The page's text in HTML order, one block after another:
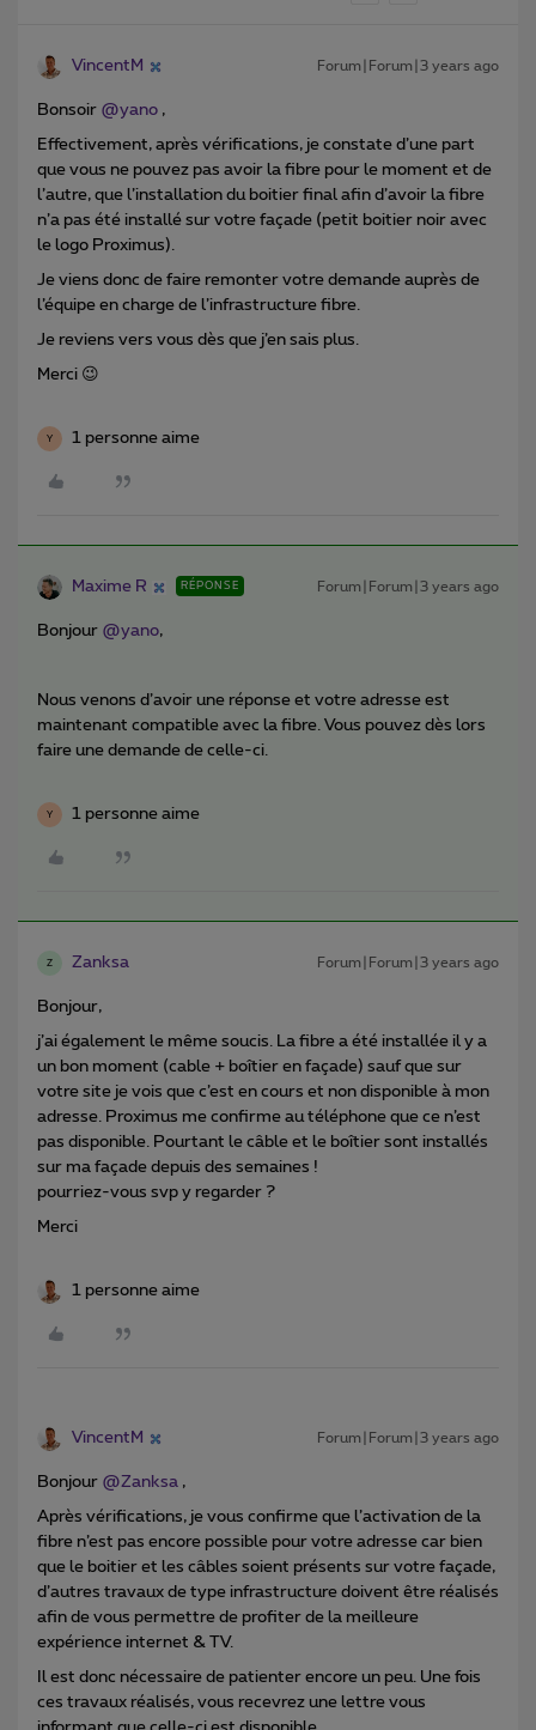
VincentM Forum|Forum|3 years ago
Bonsoir @yano ,
Effectivement, après vérifications, je constate d’une part
que vous ne pouvez pas avoir la fibre pour le moment et de
l’autre, que l’installation du boitier final afin d’avoir la fibre
n’a pas été installé sur votre façade (petit boitier noir avec
le logo Proximus).
Je viens donc de faire remonter votre demande auprès de
l’équipe en charge de l’infrastructure fibre.
Je reviens vers vous dès que j’en sais plus.
Merci 😉
Y 1 personne aime
Maxime R RÉPONSE Forum|Forum|3 years ago
Bonjour @yano,
Nous venons d’avoir une réponse et votre adresse est
maintenant compatible avec la fibre. Vous pouvez dès lors
faire une demande de celle-ci.
Y 1 personne aime
Z Zanksa Forum|Forum|3 years ago
Bonjour,
j’ai également le même soucis. La fibre a été installée il y a
un bon moment (cable + boîtier en façade) sauf que sur
votre site je vois que c’est en cours et non disponible à mon
adresse. Proximus me confirme au téléphone que ce n’est
pas disponible. Pourtant le câble et le boîtier sont installés
sur ma façade depuis des semaines !
pourriez-vous svp y regarder ?
Merci
1 personne aime
VincentM Forum|Forum|3 years ago
Bonjour @Zanksa ,
Après vérifications, je vous confirme que l’activation de la
fibre n’est pas encore possible pour votre adresse car bien
que le boitier et les câbles soient présents sur votre façade,
d’autres travaux de type infrastructure doivent être réalisés
afin de vous permettre de profiter de la meilleure
expérience internet & TV.
Il est donc nécessaire de patienter encore un peu. Une fois
ces travaux réalisés, vous recevrez une lettre vous